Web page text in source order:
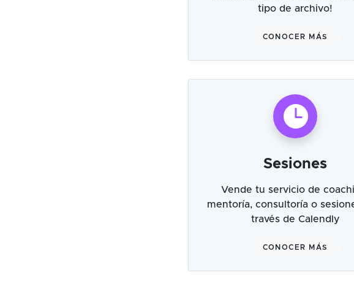
tipo de archivo!
CONOCER MÁS
Sesiones
Vende tu servicio de
mentoría, consultoría o
través de Calendly
CONOCER MÁS